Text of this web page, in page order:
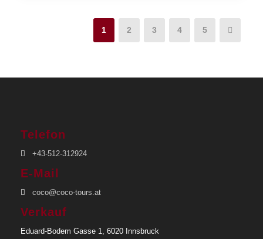
1 2 3 4 5
Telefon
+43-512-312924
E-Mail
coco@coco-tours.at
Verkauf
Eduard-Bodem Gasse 1, 6020 Innsbruck